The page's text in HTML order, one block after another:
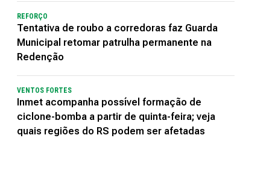
REFORÇO
Tentativa de roubo a corredoras faz Guarda
Municipal retomar patrulha permanente na
Redenção
VENTOS FORTES
Inmet acompanha possível formação de
ciclone-bomba a partir de quinta-feira; veja
quais regiões do RS podem ser afetadas